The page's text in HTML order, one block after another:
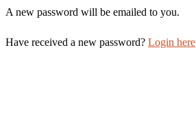
A new password will be emailed to you.
Have received a new password? Login here